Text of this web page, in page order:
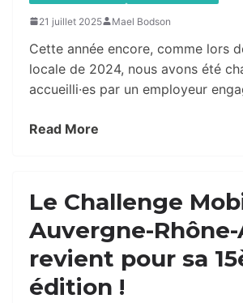
21 juillet 2025 Mael Bodson
Cette année encore, comme lors
locale de 2024, nous avons été
accueilli·es par un employeur
Read More
Le Challenge
Auvergne-
revient pour sa
édition !